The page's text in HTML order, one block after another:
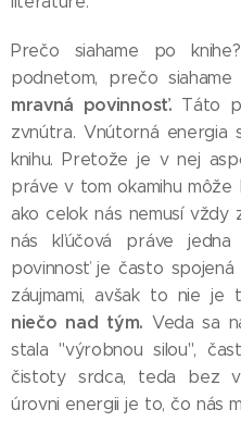
Prečo siahame po
podnetom, prečo siahame
mravná povinnosť. Táto
zvnútra. Vnútorná
knihu. Pretože je v nej
práve v tom okamihu
ako celok nás nemusí vždy
nás kľúčová práve
povinnosť je často spojená
záujmami, avšak to nie je
niečo nad tým. Veda sa
stala "výrobnou silou",
čistoty srdca, teda bez
úrovni energii je to, čo nás